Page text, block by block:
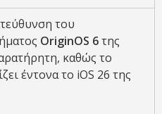
του
OriginOS 6της
καθώς το
έντονα το iOS 26 της